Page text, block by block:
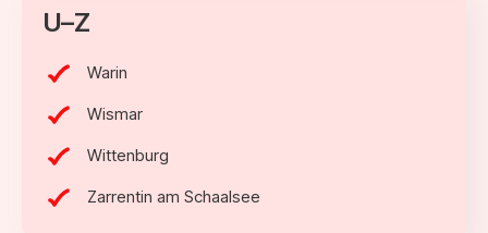
U–Z
Warin
Wismar
Wittenburg
Zarrentin am Schaalsee